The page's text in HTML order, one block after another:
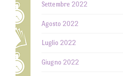
Settembre 2022
Agosto 2022
Luglio 2022
Giugno 2022